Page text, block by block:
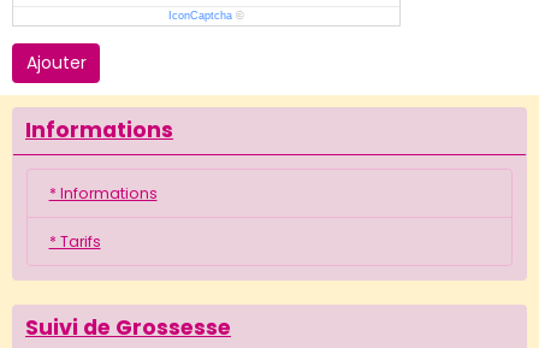
IconCaptcha ©
Ajouter
Informations
* Informations
* Tarifs
Suivi de Grossesse